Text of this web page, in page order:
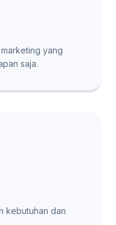
yang
saja.
kebutuhan dan